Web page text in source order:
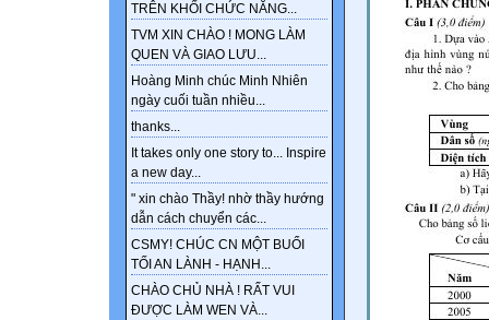
TRÊN KHỐI CHỨC NĂNG...
TVM XIN CHÀO ! MONG LÀM
QUEN VÀ GIAO LƯU...
Hoàng Minh chúc Minh Nhiên
ngày cuối tuần nhiều...
thanks...
It takes only one story to... Inspire
a new day...
" xin chào Thầy! nhờ thầy hướng
dẫn cách chuyển các...
CSMY! CHÚC CN MỘT BUỔI
TỐI AN LÀNH - HẠNH...
CHÀO CHỦ NHÀ ! RẤT VUI
ĐƯỢC LÀM WEN VÀ...